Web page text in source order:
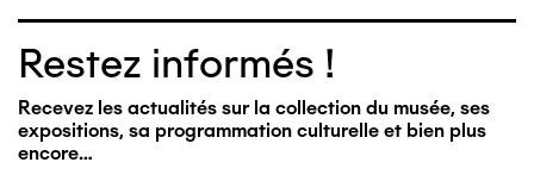
Restez informés !
Recevez les actualités sur la collection du musée, ses
expositions, sa programmation culturelle et bien plus
encore…